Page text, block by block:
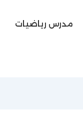
مدرس رياضيات